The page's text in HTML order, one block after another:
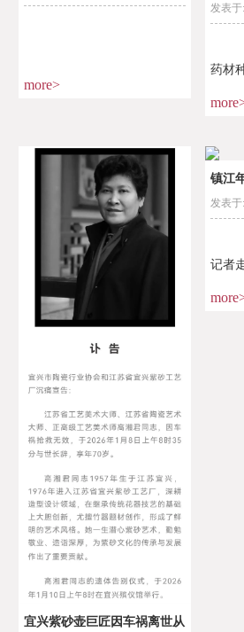
more>
情指
发表于
豫
药材
宜兴紫砂壶巨匠因车祸离世从
镇江
发表于
金
记者